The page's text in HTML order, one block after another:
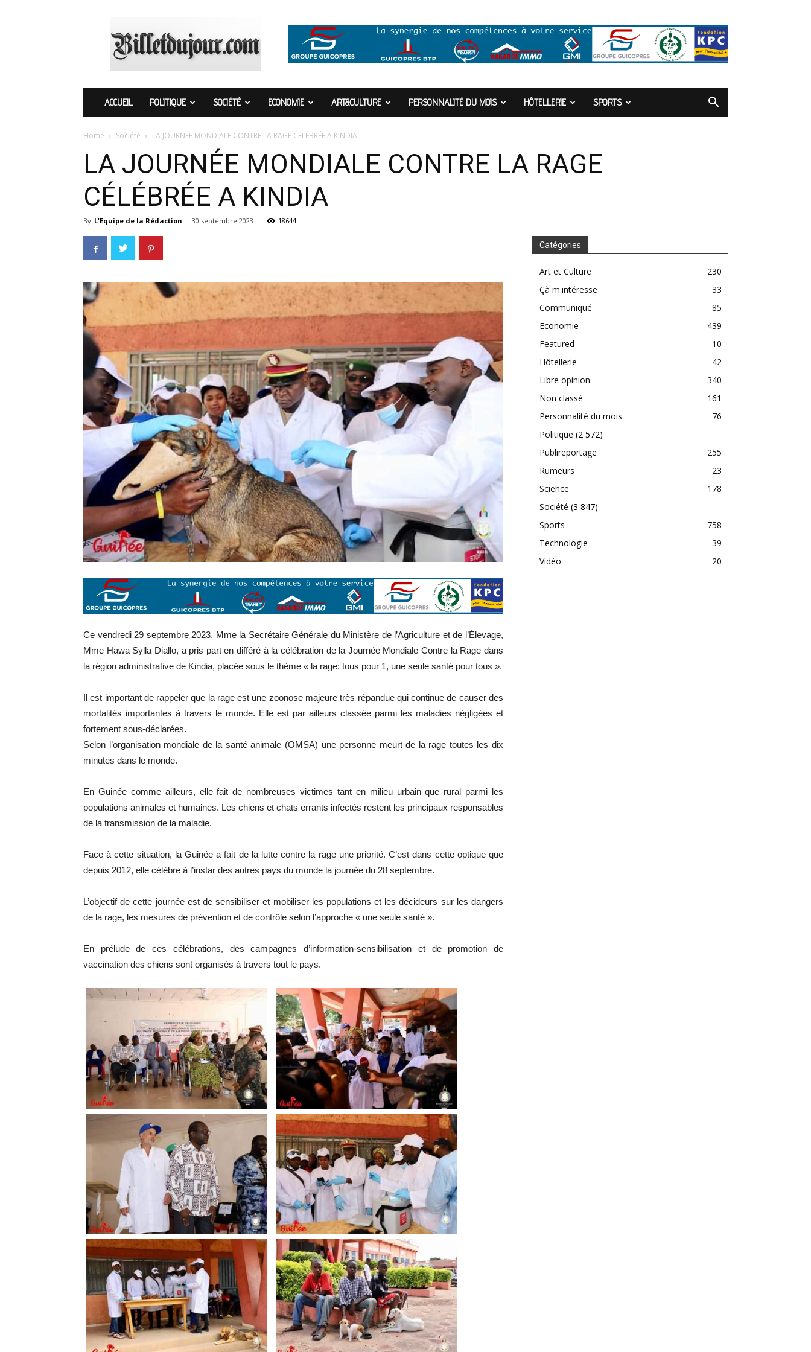
ACCUEIL POLITIQUE SOCIÉTÉ ECONOMIE ART&CULTURE PERSONNALITÉ DU MOIS HÔTELLERIE SPORTS
Home Société LA JOURNÉE MONDIALE CONTRE LA RAGE CÉLÉBRÉE A KINDIA
LA JOURNÉE MONDIALE CONTRE LA RAGE
CÉLÉBRÉE A KINDIA
By L'Equipe de la Rédaction - 30 septembre 2023 18644
Ce vendredi 29 septembre 2023, Mme la Secrétaire Générale du Ministère de l’Agriculture et de l’Élevage,
Mme Hawa Sylla Diallo, a pris part en différé à la célébration de la Journée Mondiale Contre la Rage dans
la région administrative de Kindia, placée sous le thème « la rage: tous pour 1, une seule santé pour tous ».
Il est important de rappeler que la rage est une zoonose majeure très répandue qui continue de causer des
mortalités importantes à travers le monde. Elle est par ailleurs classée parmi les maladies négligées et
fortement sous-déclarées.
Selon l’organisation mondiale de la santé animale (OMSA) une personne meurt de la rage toutes les dix
minutes dans le monde.
En Guinée comme ailleurs, elle fait de nombreuses victimes tant en milieu urbain que rural parmi les
populations animales et humaines. Les chiens et chats errants infectés restent les principaux responsables
de la transmission de la maladie.
Face à cette situation, la Guinée a fait de la lutte contre la rage une priorité. C’est dans cette optique que
depuis 2012, elle célèbre à l’instar des autres pays du monde la journée du 28 septembre.
L’objectif de cette journée est de sensibiliser et mobiliser les populations et les décideurs sur les dangers
de la rage, les mesures de prévention et de contrôle selon l’approche « une seule santé ».
En prélude de ces célébrations, des campagnes d’information-sensibilisation et de promotion de
vaccination des chiens sont organisés à travers tout le pays.
Catégories
Art et Culture
230
Çà m'intéresse
33
Communiqué
85
Economie
439
Featured
10
Hôtellerie
42
Libre opinion
340
Non classé
161
Personnalité du mois
76
Politique (2 572)
Publireportage
255
Rumeurs
23
Science
178
Société (3 847)
Sports
758
Technologie
39
Vidéo
20